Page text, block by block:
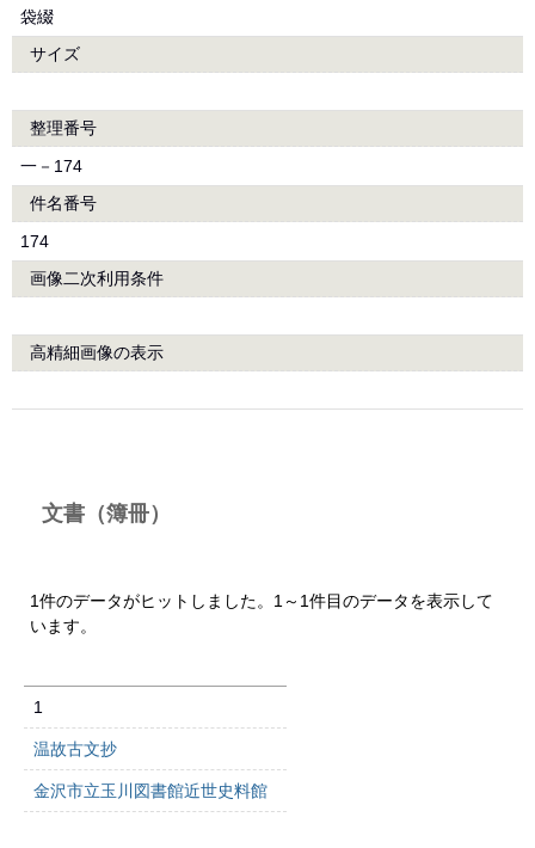
袋綴
サイズ
整理番号
一－174
件名番号
174
画像二次利用条件
高精細画像の表示
文書（簿冊）
1件のデータがヒットしました。1～1件目のデータを表示して
います。
1
温故古文抄
金沢市立玉川図書館近世史料館